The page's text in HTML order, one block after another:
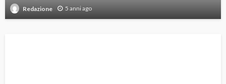
Redazione 5 anni ago